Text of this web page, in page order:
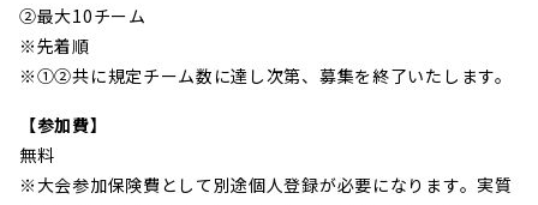
②最大10チーム
※先着順
※①②共に規定チーム数に達し次第、募集を終了いたします。
【参加費】
無料
※大会参加保険費として別途個人登録が必要になります。実質